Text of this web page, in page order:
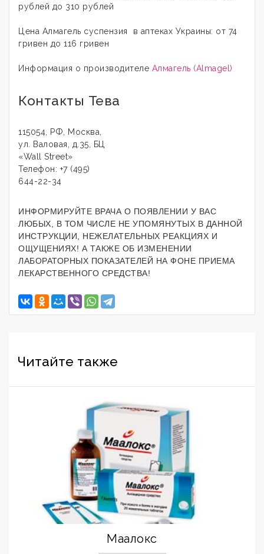
рублей до 310 рублей
Цена Алмагель суспензия в аптеках Украины: от 74
гривен до 116 гривен
Информация о производителе Алмагель (Almagel)
Контакты Тева
115054, РФ, Москва,
ул. Валовая, д.35, БЦ
«Wall Street»
Телефон: +7 (495)
644-22-34
ИНФОРМИРУЙТЕ ВРАЧА О ПОЯВЛЕНИИ У ВАС
ЛЮБЫХ, В ТОМ ЧИСЛЕ НЕ УПОМЯНУТЫХ В ДАННОЙ
ИНСТРУКЦИИ, НЕЖЕЛАТЕЛЬНЫХ РЕАКЦИЯХ И
ОЩУЩЕНИЯХ! А ТАКЖЕ ОБ ИЗМЕНЕНИИ
ЛАБОРАТОРНЫХ ПОКАЗАТЕЛЕЙ НА ФОНЕ ПРИЕМА
ЛЕКАРСТВЕННОГО СРЕДСТВА!
Читайте также
Маалокс